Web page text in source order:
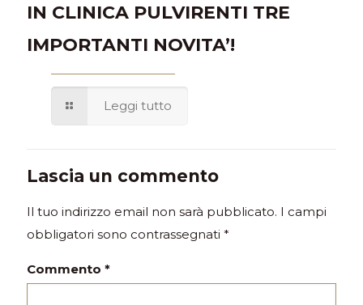
IN CLINICA PULVIRENTI TRE
IMPORTANTI NOVITA’!
Leggi tutto
Lascia un commento
Il tuo indirizzo email non sarà pubblicato. I campi
obbligatori sono contrassegnati *
Commento *